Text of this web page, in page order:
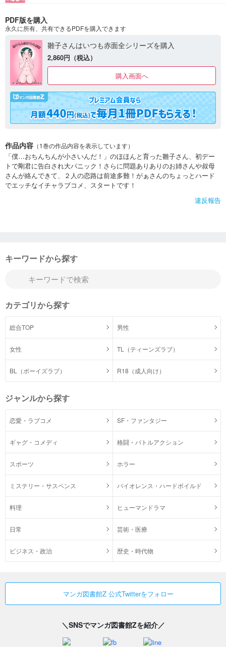
PDF版を購入
永久に所有、共有できるPDFを購入できます
雛子さんはいつも赤面全シリーズを購入
2,860円（税込）
購入画面へ
作品内容 （1巻の作品内容を表示しています）
「僕…おちんちんが小さいんだ！」のほほんと育った雛子さん、初デー
トで剛君に告白され大パニック！さらに問題ありありのお姉さんや叔母
さんが絡んできて、２人の恋路は前途多難！がぁさんのちょっとハード
でエッチなイチャラブコメ、スタートです！
違反報告
キーワードから探す
カテゴリから探す
総合TOP 男性
女性 TL（ティーンズラブ）
BL（ボーイズラブ） R18（成人向け）
ジャンルから探す
恋愛・ラブコメ SF・ファンタジー
ギャグ・コメディ 格闘・バトルアクション
スポーツ ホラー
ミステリー・サスペンス バイオレンス・ハードボイルド
料理 ヒューマンドラマ
日常 芸術・医療
ビジネス・政治 歴史・時代物
マンガ図書館Z 公式Twitterをフォロー
＼SNSでマンガ図書館Zを紹介／